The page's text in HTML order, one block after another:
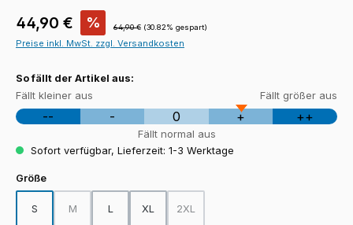
Verkaufspreis:
44,90 € % Regulärer Preis:
64,90 € (30.82% gespart)
Preise inkl. MwSt. zzgl. Versandkosten
So fällt der Artikel aus:
Fällt kleiner aus Fällt größer aus
-- - 0 + ++
Fällt normal aus
Sofort verfügbar, Lieferzeit: 1-3 Werktage
Größeauswählen
S M
(Diese Option ist zurzeit nicht verfügbar.)
L XL 2XL
(Diese Option ist zurzeit nicht